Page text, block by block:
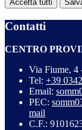
Accetta tutti
Contatti
CENTRO
Via Fiume, 4
Tel: +39
Email:
PEC:
mail
C.F.: